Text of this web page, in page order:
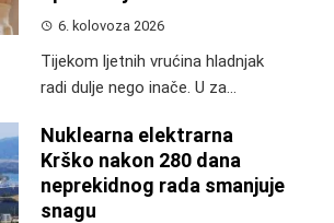
6. kolovoza 2026
Tijekom ljetnih vrućina hladnjak
radi dulje nego inače. U za...
Nuklearna elektrarna
Krško nakon 280 dana
neprekidnog rada smanjuje
snagu